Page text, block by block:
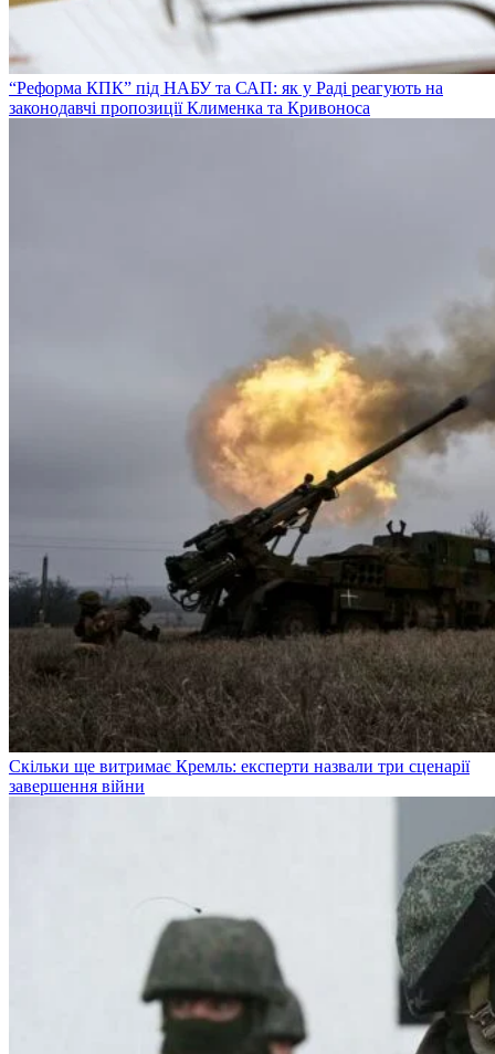
“Реформа КПК” під НАБУ та САП: як у Раді реагують на
законодавчі пропозиції Клименка та Кривоноса
Скільки ще витримає Кремль: експерти назвали три сценарії
завершення війни